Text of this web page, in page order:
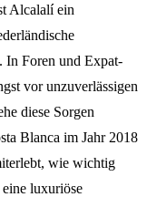
Alcalalí ein
In Foren und Expat-
vor unzuverlässigen
diese Sorgen
Blanca im Jahr 2018
wie wichtig
luxuriöse